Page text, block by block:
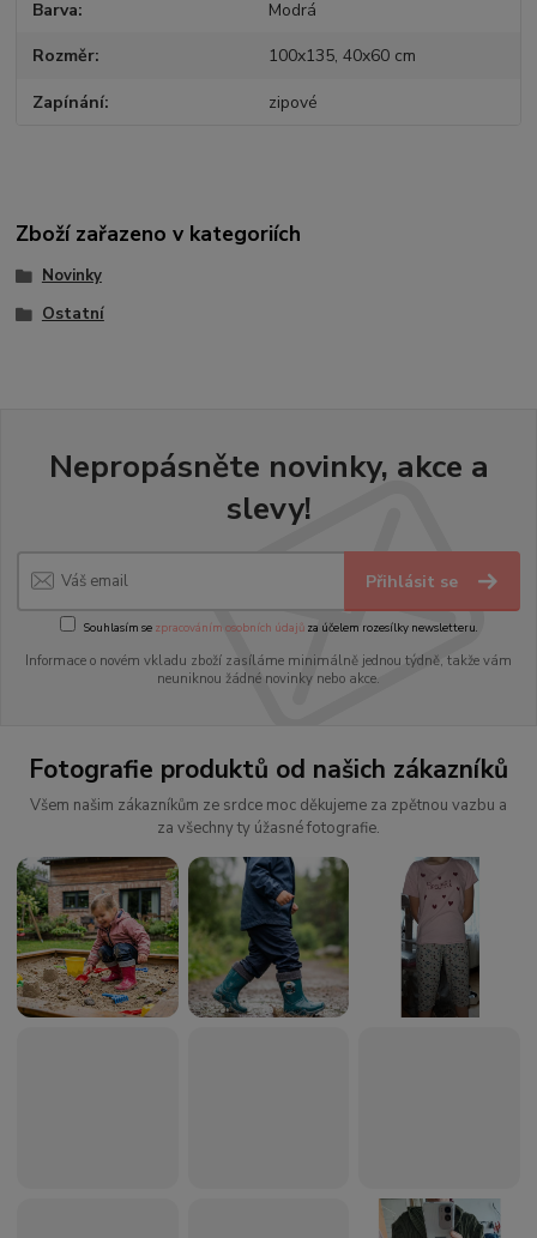
Barva Modrá
Rozměr 100x135, 40x60 cm
Zapínání zipové
Zboží zařazeno v kategoriích
Novinky
Ostatní
Nepropásněte novinky, akce a
slevy!
Přihlásit se
Souhlasím se zpracováním osobních údajůza účelem rozesílky newsletteru.
Informace o novém vkladu zboží zasíláme minimálně jednou týdně, takže vám
neuniknou žádné novinky nebo akce.
Fotografie produktů od našich zákazníků
Všem našim zákazníkům ze srdce moc děkujeme za zpětnou vazbu a
za všechny ty úžasné fotografie.